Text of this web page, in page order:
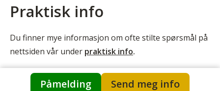
Praktisk info
Du finner mye informasjon om ofte stilte spørsmål på
nettsiden vår under praktisk info.
Påmelding Send meg info